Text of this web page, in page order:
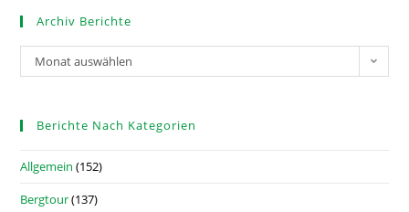
Archiv Berichte
Monat auswählen
Berichte Nach Kategorien
Allgemein (152)
Bergtour(137)